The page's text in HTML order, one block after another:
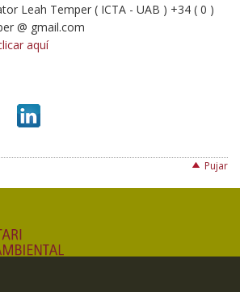
Leah Temper ( ICTA - UAB ) +34 ( 0 )
@ gmail.com
aquí
Pujar